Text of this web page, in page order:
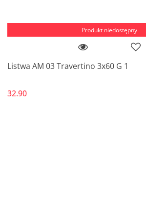
Produkt niedostępny
Listwa AM 03 Travertino 3x60 G 1
32.90